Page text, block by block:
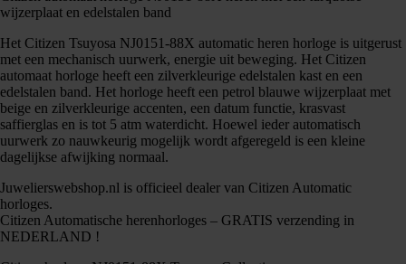
wijzerplaat en edelstalen band
Het Citizen Tsuyosa NJ0151-88X automatic heren horloge is uitgerust
met een mechanisch uurwerk, energie uit beweging. Het Citizen
automaat horloge heeft een zilverkleurige edelstalen kast en een
edelstalen band. Het horloge heeft een petrol blauwe wijzerplaat met
beige en zilverkleurige accenten, een datum functie, krasvast
saffierglas en is tot 5 atm waterdicht. Hoewel ieder automatisch
uurwerk zo nauwkeurig mogelijk wordt afgeregeld is een kleine
dagelijkse afwijking normaal.
Juwelierswebshop.nl is officieel dealer van Citizen Automatic
horloges.
Citizen Automatische herenhorloges – GRATIS verzending in
NEDERLAND !